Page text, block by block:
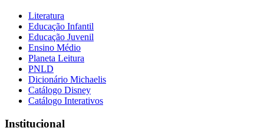
Literatura
Educação Infantil
Educação Juvenil
Ensino Médio
Planeta Leitura
PNLD
Dicionário Michaelis
Catálogo Disney
Catálogo Interativos
Institucional